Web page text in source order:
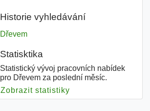
Historie vyhledávání
Dřevem
Statisktika
Statistický vývoj pracovních nabídek
pro Dřevem za poslední měsíc.
Zobrazit statistiky